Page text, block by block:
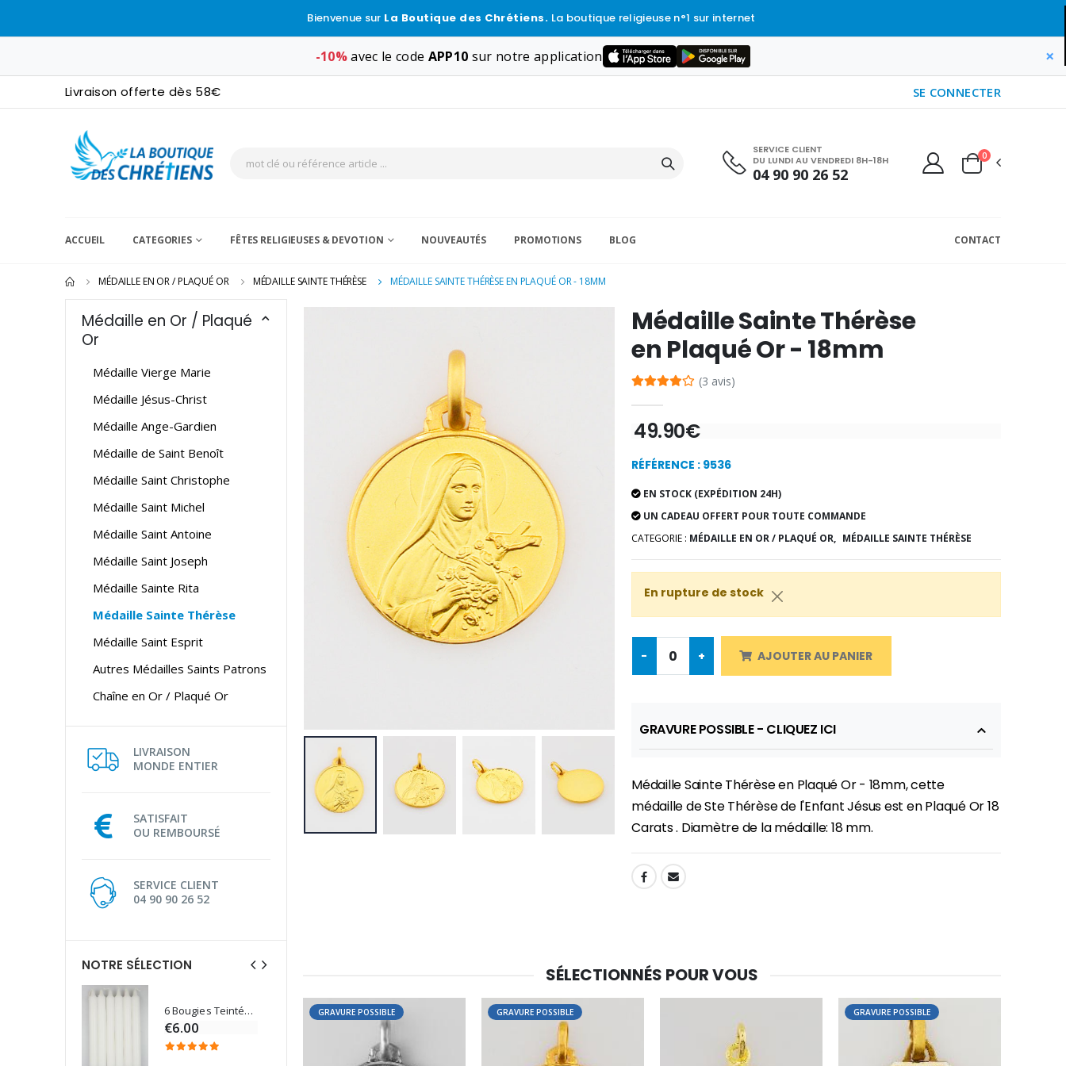
Bienvenue sur La Boutique des Chrétiens. La boutique religieuse n°1 sur internet
-10%avec le code APP10 sur notre application ×
Livraison offerte dès 58€ SE CONNECTER
SERVICE CLIENT
DU LUNDI AU VENDREDI 8H-18H
04 90 90 26 52
0
ACCUEIL CATEGORIES FÊTES RELIGIEUSES & DEVOTION NOUVEAUTÉS PROMOTIONS BLOG CONTACT
MÉDAILLE EN OR / PLAQUÉ OR MÉDAILLE SAINTE THÉRÈSE MÉDAILLE SAINTE THÉRÈSE EN PLAQUÉ OR - 18MM
Médaille en Or / Plaqué
Or
Médaille Vierge Marie
Médaille Jésus-Christ
Médaille Ange-Gardien
Médaille de Saint Benoît
Médaille Saint Christophe
Médaille Saint Michel
Médaille Saint Antoine
Médaille Saint Joseph
Médaille Sainte Rita
Médaille Sainte Thérèse
Médaille Saint Esprit
Autres Médailles Saints Patrons
Chaîne en Or / Plaqué Or
LIVRAISON
MONDE ENTIER
SATISFAIT
OU REMBOURSÉ
SERVICE CLIENT
04 90 90 26 52
NOTRE SÉLECTION
6 Bougies Teintées Masse Couleur Blanche
€6.00
-30%
€10.00
Une bougie 150 gr et votre Prière déposées à Lourdes
Médaille Sainte Thérèse
en Plaqué Or - 18mm
(3 avis)
49.90€
RÉFÉRENCE : 9536
EN STOCK (EXPÉDITION 24H)
UN CADEAU OFFERT POUR TOUTE COMMANDE
CATEGORIE : MÉDAILLE EN OR / PLAQUÉ OR, MÉDAILLE SAINTE THÉRÈSE
En rupture de stock
- + AJOUTER AU PANIER
GRAVURE POSSIBLE - CLIQUEZ ICI
Médaille Sainte Thérèse en Plaqué Or - 18mm, cette
médaille de Ste Thérèse de l'Enfant Jésus est en Plaqué Or 18
Carats . Diamètre de la médaille: 18 mm.
SHARE:
SÉLECTIONNÉS POUR VOUS
GRAVURE POSSIBLE GRAVURE POSSIBLE GRAVURE POSSIBLE